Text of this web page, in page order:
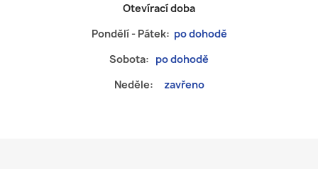
Otevírací doba
Pondělí - Pátek: po dohodě
Sobota: po dohodě
Neděle:
zavřeno